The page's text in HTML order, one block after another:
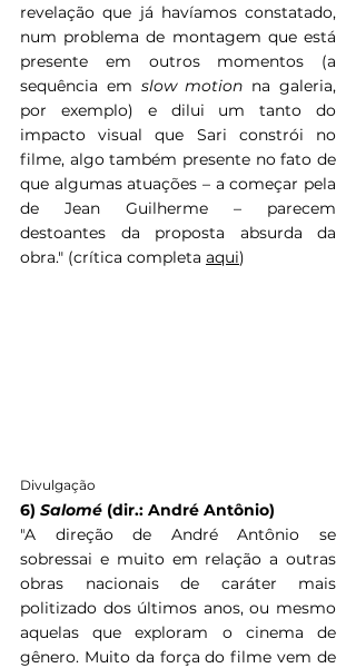
revelação que já havíamos constatado,
num problema de montagem que está
presente em outros momentos (a
sequência em slow motion na galeria,
por exemplo) e dilui um tanto do
impacto visual que Sari constrói no
filme, algo também presente no fato de
que algumas atuações – a começar pela
de Jean Guilherme – parecem
destoantes da proposta absurda da
obra." (crítica completa aqui)
Divulgação
6) Salomé (dir.: André Antônio)
"A direção de André Antônio se
sobressai e muito em relação a outras
obras nacionais de caráter mais
politizado dos últimos anos, ou mesmo
aquelas que exploram o cinema de
gênero. Muito da força do filme vem de